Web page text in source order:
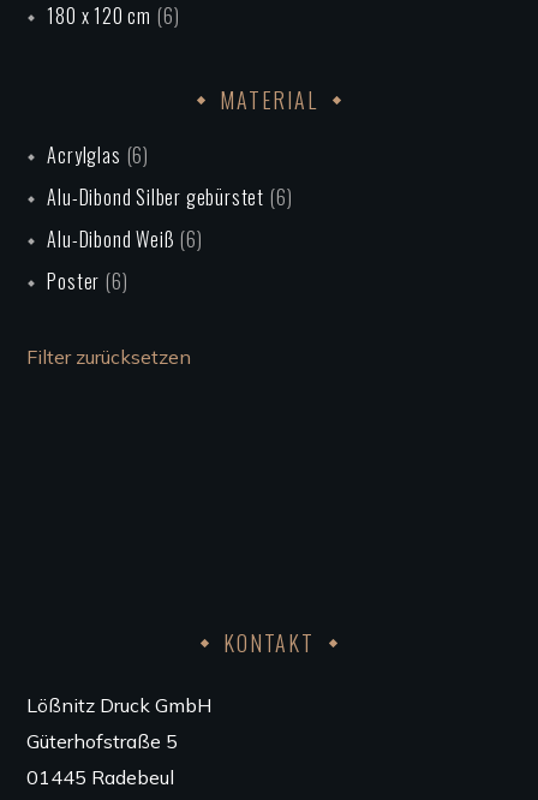
180 x 120 cm (6)
MATERIAL
Acrylglas (6)
Alu-Dibond Silber gebürstet (6)
Alu-Dibond Weiß (6)
Poster (6)
Filter zurücksetzen
KONTAKT
Lößnitz Druck GmbH
Güterhofstraße 5
01445 Radebeul